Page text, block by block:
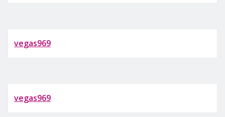
vegas969
vegas969